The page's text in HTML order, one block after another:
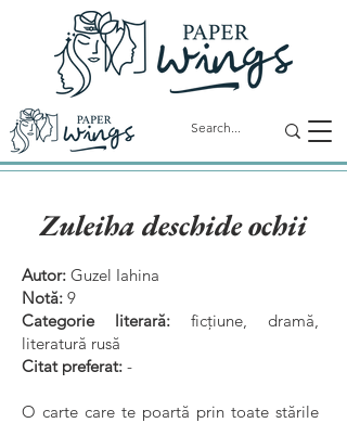
Zuleiha deschide ochii
Autor: Guzel Iahina
Notă: 9
Categorie literară: ficțiune, dramă,
literatură rusă
Citat preferat: -
O carte care te poartă prin toate stările